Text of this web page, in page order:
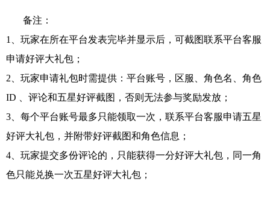
备注：
1、玩家在所在平台发表完毕并显示后，可截图联系平台客服
申请好评大礼包；
2、玩家申请礼包时需提供：平台账号，区服、角色名、角色
ID 、评论和五星好评截图，否则无法参与奖励发放；
3、每个平台账号最多只能领取一次，联系平台客服申请五星
好评大礼包，并附带好评截图和角色信息；
4、玩家提交多份评论的，只能获得一分好评大礼包，同一角
色只能兑换一次五星好评大礼包；